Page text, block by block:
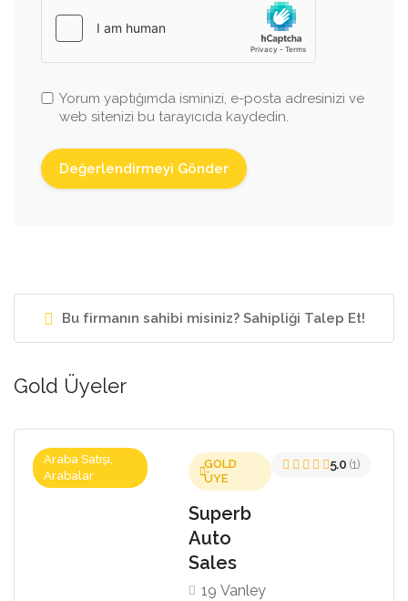
Yorum yaptığımda isminizi, e-posta adresinizi ve
web sitenizi bu tarayıcıda kaydedin.
Bu firmanın sahibi misiniz? Sahipliği Talep Et!
Gold Üyeler
Araba Satışı,
Arabalar
GOLD
ÜYE
Superb
Auto
Sales
19 Vanley
5.0 (1)